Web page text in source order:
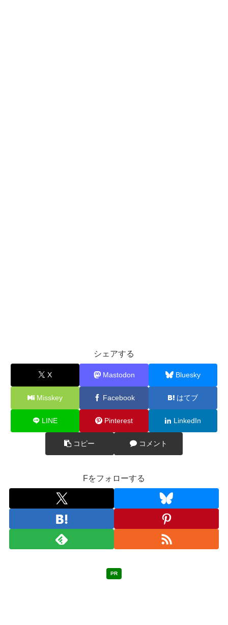
シェアする
X Mastodon Bluesky
Misskey Facebook はてブ
LINE Pinterest LinkedIn
コピー コメント
Fをフォローする
PR